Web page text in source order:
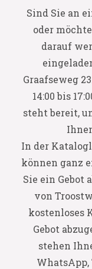
Sind Sie an
oder
darauf
Graafseweg
14:00 bis
steht bereit,
In der
können ganz
Sie ein Gebot
von
kostenloses
Gebot
stehen
WhatsApp,